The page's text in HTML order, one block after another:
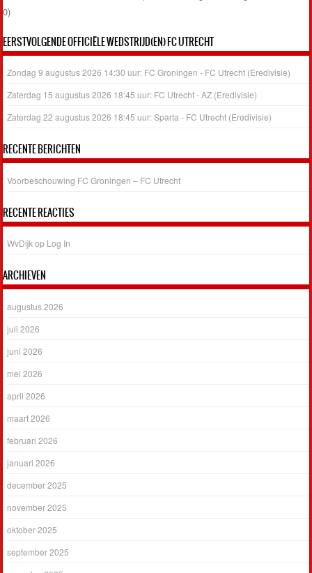
Post navigation
0)
EERSTVOLGENDE OFFICIËLE WEDSTRIJD(EN) FC UTRECHT
Zondag 9 augustus 2026 14:30 uur: FC Groningen - FC Utrecht (Eredivisie)
Zaterdag 15 augustus 2026 18:45 uur: FC Utrecht - AZ (Eredivisie)
Zaterdag 22 augustus 2026 18:45 uur: Sparta - FC Utrecht (Eredivisie)
RECENTE BERICHTEN
Voorbeschouwing FC Groningen – FC Utrecht
RECENTE REACTIES
WvDijk op Log In
ARCHIEVEN
augustus 2026
juli 2026
juni 2026
mei 2026
april 2026
maart 2026
februari 2026
januari 2026
december 2025
november 2025
oktober 2025
september 2025